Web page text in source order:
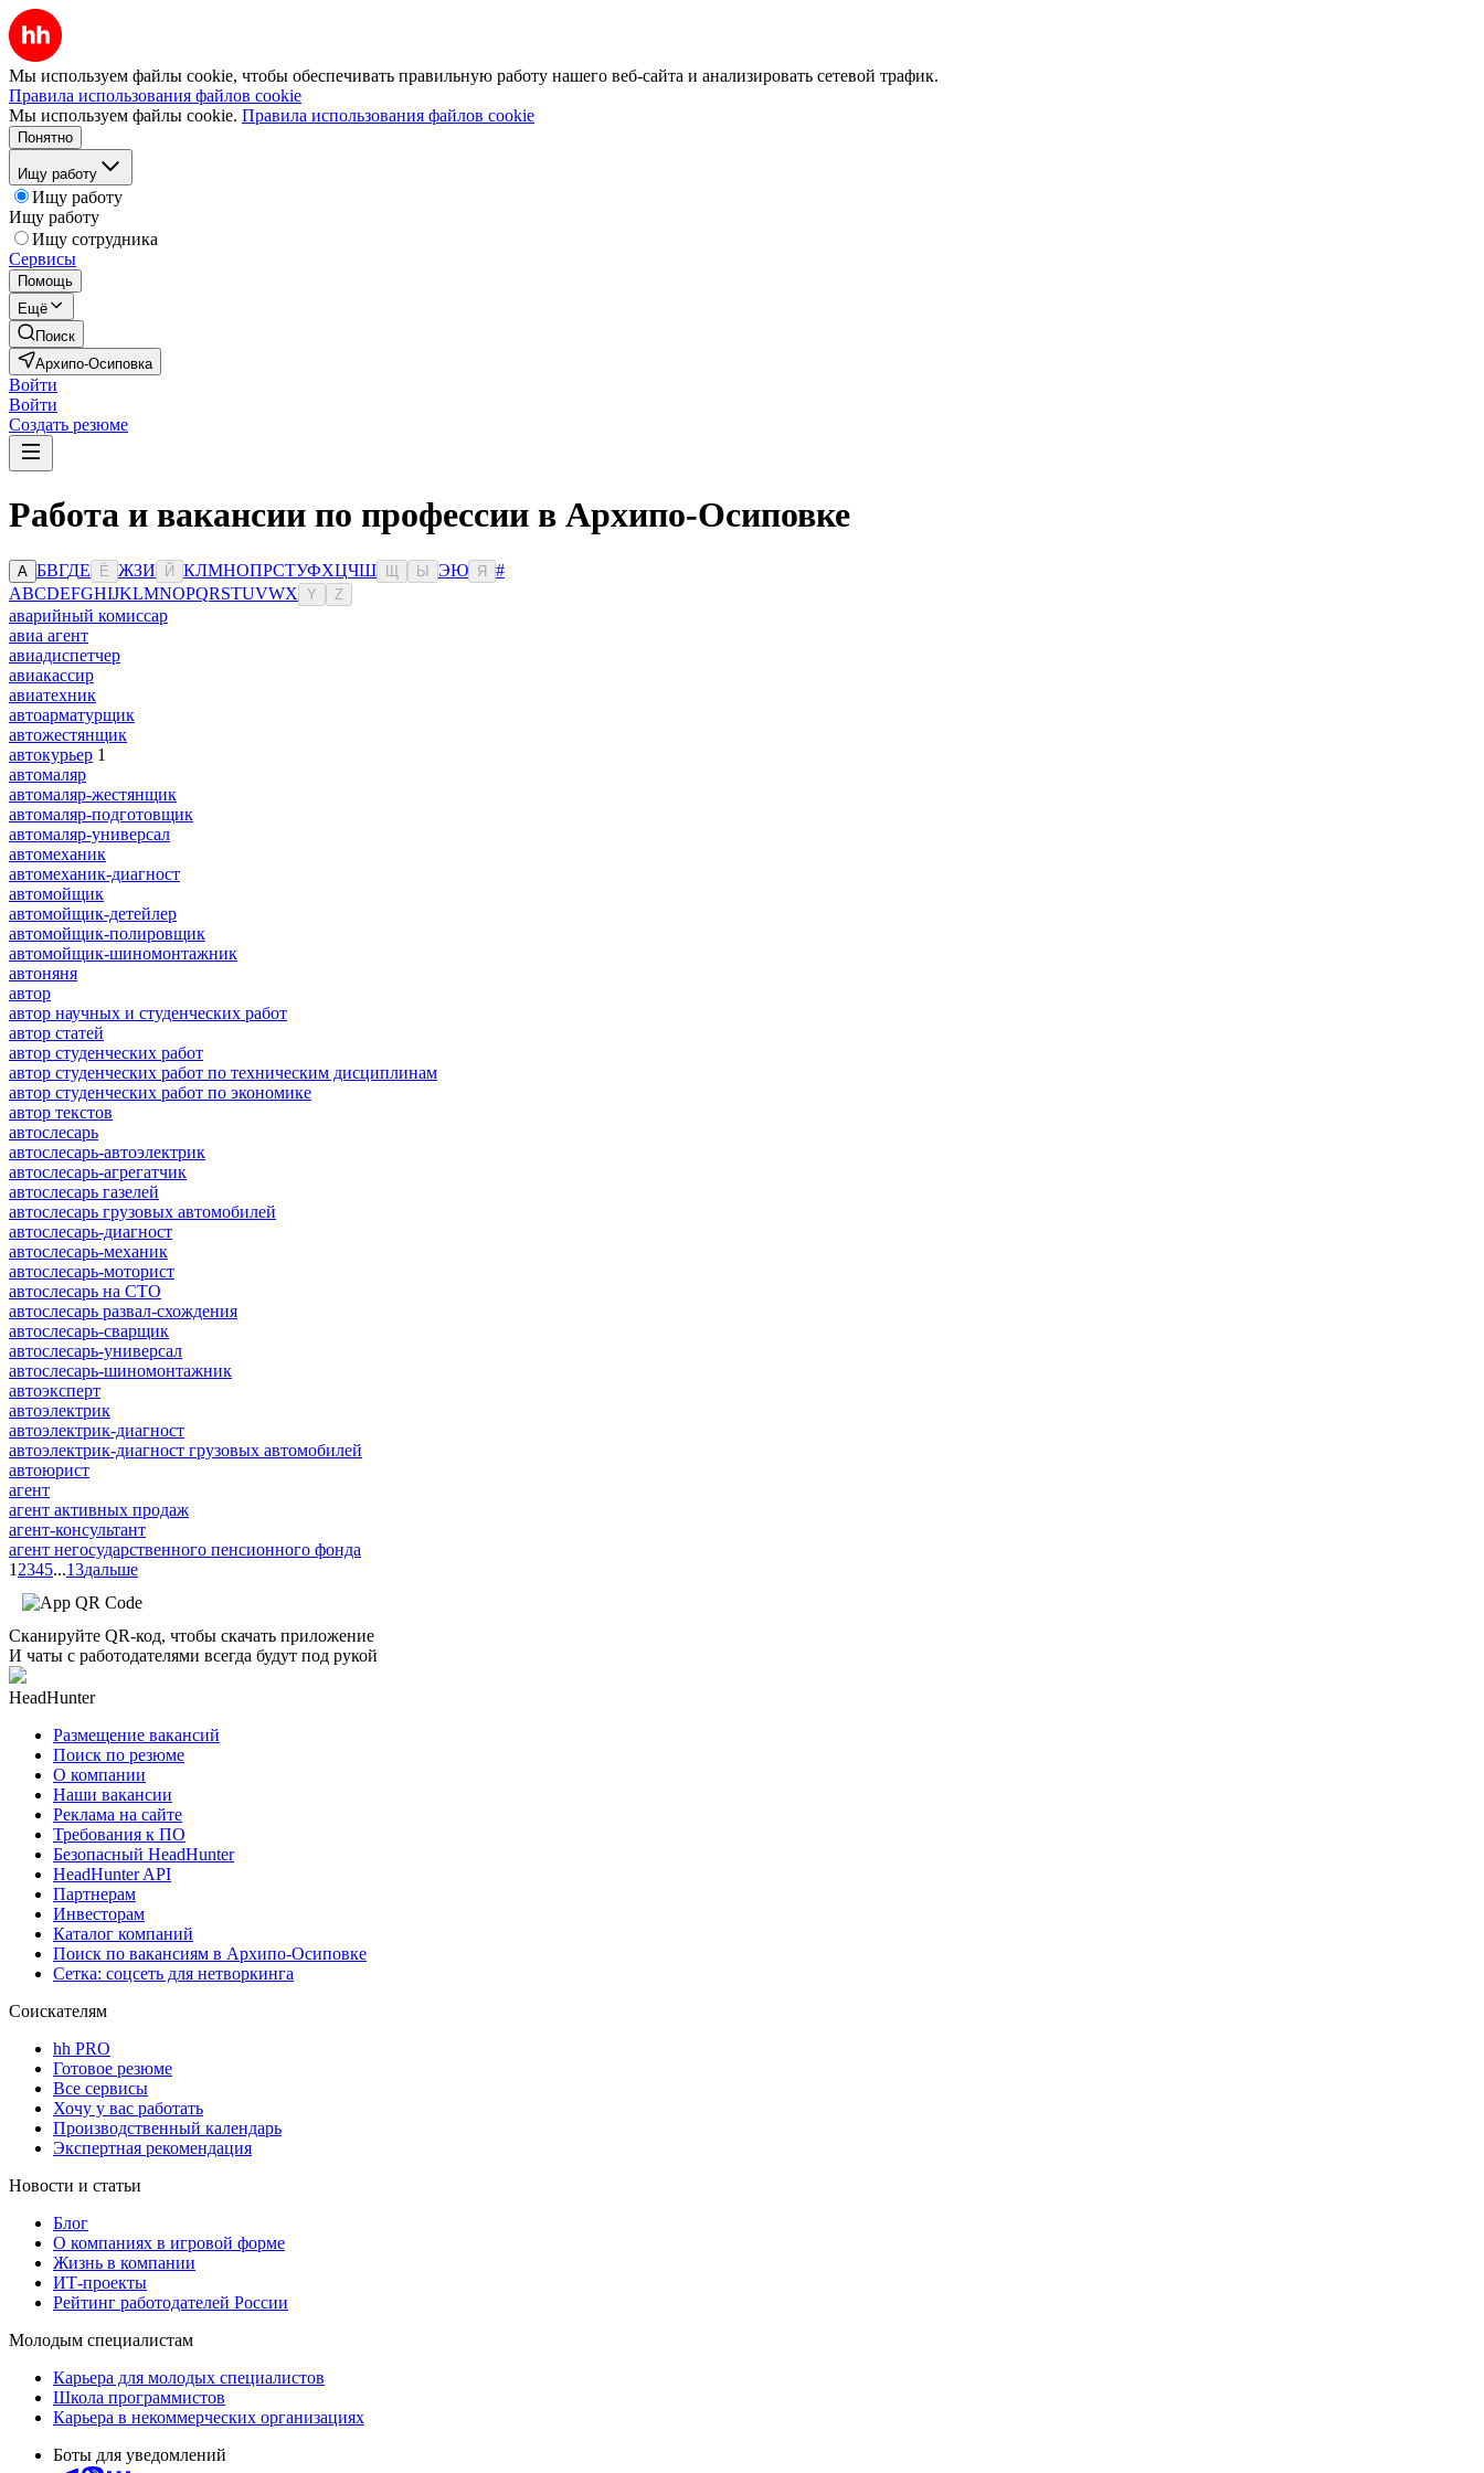
Мы используем файлы cookie, чтобы обеспечивать правильную работу нашего веб-сайта и анализировать сетевой трафик.
Правила использования файлов cookie
Мы используем файлы cookie. Правила использования файлов cookie
Понятно
Ищу работу
Ищу работу
Ищу работу
Ищу сотрудника
Сервисы
Помощь
Ещё
Поиск
Архипо-Осиповка
Войти
Войти
Создать резюме
Работа и вакансии по профессии в Архипо-Осиповке
А БВГДЕ Ё ЖЗИ Й КЛМНОПРСТУФХЦЧШ Ы ЭЮ Я
#
ABCDEFGHIJKLMNOPQRSTUVWX Y Z
аварийный комиссар
авиа агент
авиадиспетчер
авиакассир
авиатехник
автоарматурщик
автожестянщик
автокурьер 1
автомаляр
автомаляр-жестянщик
автомаляр-подготовщик
автомаляр-универсал
автомеханик
автомеханик-диагност
автомойщик
автомойщик-детейлер
автомойщик-полировщик
автомойщик-шиномонтажник
автоняня
автор
автор научных и студенческих работ
автор статей
автор студенческих работ
автор студенческих работ по техническим дисциплинам
автор студенческих работ по экономике
автор текстов
автослесарь
автослесарь-автоэлектрик
автослесарь-агрегатчик
автослесарь газелей
автослесарь грузовых автомобилей
автослесарь-диагност
автослесарь-механик
автослесарь-моторист
автослесарь на СТО
автослесарь развал-схождения
автослесарь-сварщик
автослесарь-универсал
автослесарь-шиномонтажник
автоэксперт
автоэлектрик
автоэлектрик-диагност
автоэлектрик-диагност грузовых автомобилей
автоюрист
агент
агент активных продаж
агент-консультант
агент негосударственного пенсионного фонда
1 2345...13дальше
Сканируйте QR-код, чтобы скачать приложение
И чаты с работодателями всегда будут под рукой
HeadHunter
Размещение вакансий
Поиск по резюме
О компании
Наши вакансии
Реклама на сайте
Требования к ПО
Безопасный HeadHunter
HeadHunter API
Партнерам
Инвесторам
Каталог компаний
Поиск по вакансиям в Архипо-Осиповке
Сетка: соцсеть для нетворкинга
Соискателям
hh PRO
Готовое резюме
Все сервисы
Хочу у вас работать
Производственный календарь
Экспертная рекомендация
Новости и статьи
Блог
О компаниях в игровой форме
Жизнь в компании
ИТ-проекты
Рейтинг работодателей России
Молодым специалистам
Карьера для молодых специалистов
Школа программистов
Карьера в некоммерческих организациях
Боты для уведомлений